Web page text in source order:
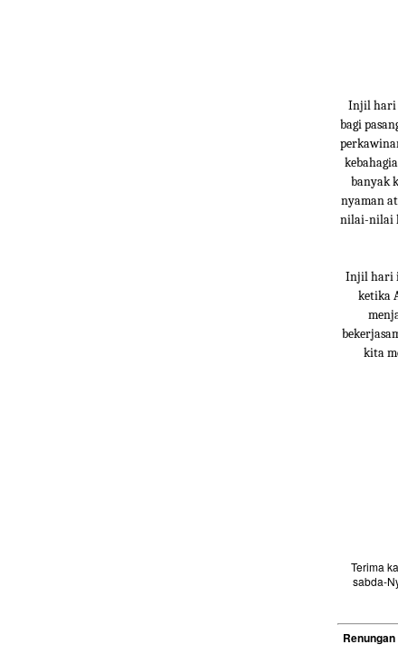
Injil hari
bagi
banyak
nyaman
nilai-nilai
Injil hari
ketika
kita
Terima
sabda-